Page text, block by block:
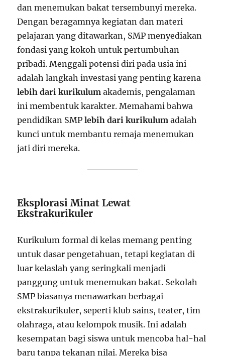
dan menemukan bakat tersembunyi mereka.
Dengan beragamnya kegiatan dan materi
pelajaran yang ditawarkan, SMP menyediakan
fondasi yang kokoh untuk pertumbuhan
pribadi. Menggali potensi diri pada usia ini
adalah langkah investasi yang penting karena
lebih dari kurikulum akademis, pengalaman
ini membentuk karakter. Memahami bahwa
pendidikan SMPlebih dari kurikulum adalah
kunci untuk membantu remaja menemukan
jati diri mereka.
Eksplorasi Minat Lewat
Ekstrakurikuler
Kurikulum formal di kelas memang penting
untuk dasar pengetahuan, tetapi kegiatan di
luar kelaslah yang seringkali menjadi
panggung untuk menemukan bakat. Sekolah
SMP biasanya menawarkan berbagai
ekstrakurikuler, seperti klub sains, teater, tim
olahraga, atau kelompok musik. Ini adalah
kesempatan bagi siswa untuk mencoba hal-hal
baru tanpa tekanan nilai. Mereka bisa